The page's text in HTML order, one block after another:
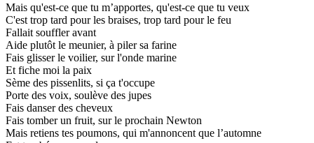
Mais qu'est-ce que tu m’apportes, qu'est-ce que tu veux
C'est trop tard pour les braises, trop tard pour le feu
Fallait souffler avant
Aide plutôt le meunier, à piler sa farine
Fais glisser le voilier, sur l'onde marine
Et fiche moi la paix
Sème des pissenlits, si ça t'occupe
Porte des voix, soulève des jupes
Fais danser des cheveux
Fais tomber un fruit, sur le prochain Newton
Mais retiens tes poumons, qui m'annoncent que l’automne